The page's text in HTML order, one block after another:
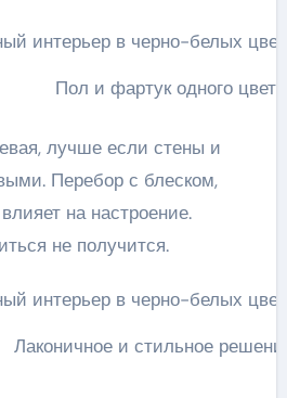
Пол и фартук одного
лучше если стены и
Перебор с блеском,
на настроение.
не получится.
Лаконичное и стильное